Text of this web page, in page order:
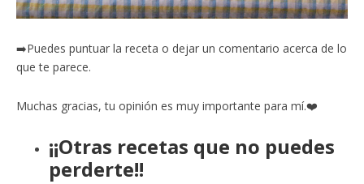
➡️Puedes puntuar la receta o dejar un comentario acerca de lo
que te parece.
Muchas gracias, tu opinión es muy importante para mí.❤️
¡¡Otras recetas que no puedes
perderte!!